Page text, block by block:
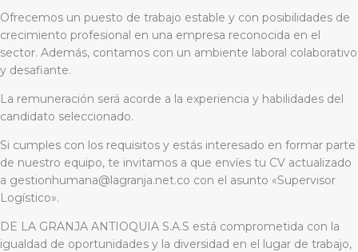
Ofrecemos un puesto de trabajo estable y con posibilidades de
crecimiento profesional en una empresa reconocida en el
sector. Además, contamos con un ambiente laboral colaborativo
y desafiante.
La remuneración será acorde a la experiencia y habilidades del
candidato seleccionado.
Si cumples con los requisitos y estás interesado en formar parte
de nuestro equipo, te invitamos a que envíes tu CV actualizado
a gestionhumana@lagranja.net.co con el asunto «Supervisor
Logístico».
DE LA GRANJA ANTIOQUIA S.A.S está comprometida con la
igualdad de oportunidades y la diversidad en el lugar de trabajo,